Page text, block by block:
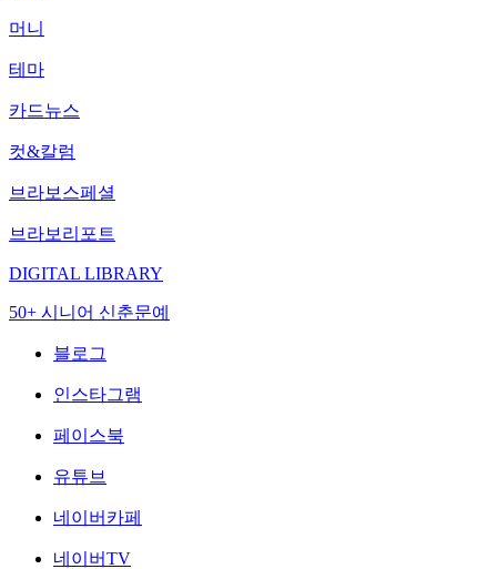
머니
테마
카드뉴스
컷&칼럼
브라보스페셜
브라보리포트
DIGITAL LIBRARY
50+ 시니어 신춘문예
블로그
인스타그램
페이스북
유튜브
네이버카페
네이버TV